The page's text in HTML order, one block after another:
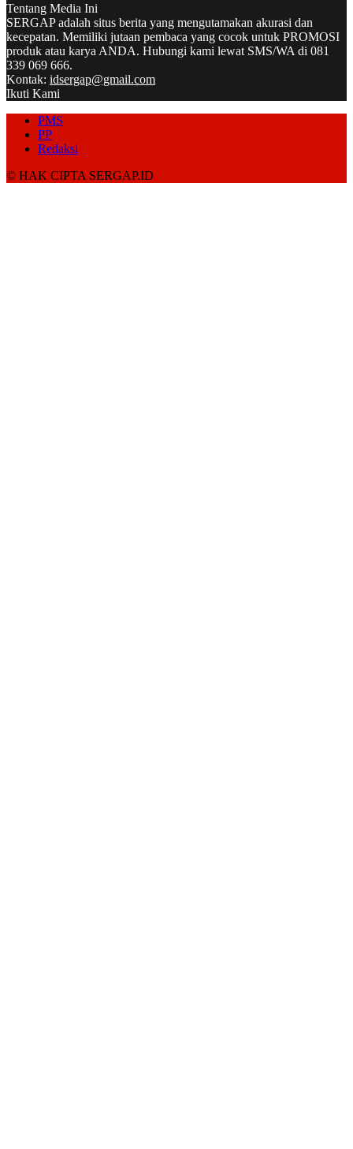
Tentang Media Ini
SERGAP adalah situs berita yang mengutamakan akurasi dan
kecepatan. Memiliki jutaan pembaca yang cocok untuk PROMOSI
produk atau karya ANDA. Hubungi kami lewat SMS/WA di 081
339 069 666.
Kontak: idsergap@gmail.com
Ikuti Kami
PMS
PP
Redaksi
© HAK CIPTA SERGAP.ID